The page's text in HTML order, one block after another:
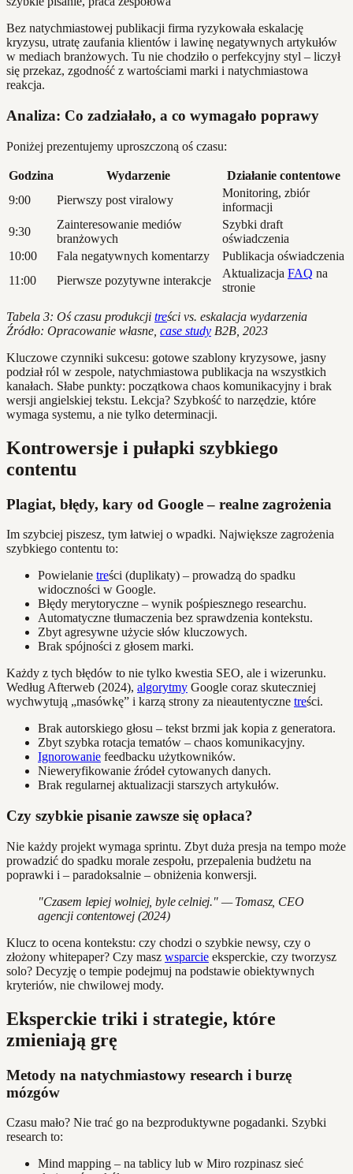
Bez natychmiastowej publikacji firma ryzykowała eskalację
kryzysu, utratę zaufania klientów i lawinę negatywnych artykułów
w mediach branżowych. Tu nie chodziło o perfekcyjny styl – liczył
się przekaz, zgodność z wartościami marki i natychmiastowa
reakcja.
Analiza: Co zadziałało, a co wymagało poprawy
Poniżej prezentujemy uproszczoną oś czasu:
Godzina Wydarzenie
Działanie contentowe
9:00
Pierwszy post viralowy
Monitoring, zbiór
informacji
9:30
Zainteresowanie mediów
branżowych
Szybki draft
oświadczenia
10:00
Fala negatywnych komentarzy
Publikacja oświadczenia
11:00
Pierwsze pozytywne interakcje
Aktualizacja FAQ na
stronie
Tabela 3: Oś czasu produkcji treści vs. eskalacja wydarzenia
Źródło: Opracowanie własne, case study B2B, 2023
Kluczowe czynniki sukcesu: gotowe szablony kryzysowe, jasny
podział ról w zespole, natychmiastowa publikacja na wszystkich
kanałach. Słabe punkty: początkowa chaos komunikacyjny i brak
wersji angielskiej tekstu. Lekcja? Szybkość to narzędzie, które
wymaga systemu, a nie tylko determinacji.
Kontrowersje i pułapki szybkiego
contentu
Plagiat, błędy, kary od Google – realne zagrożenia
Im szybciej piszesz, tym łatwiej o wpadki. Największe zagrożenia
szybkiego contentu to:
Powielanie treści (duplikaty) – prowadzą do spadku
widoczności w Google.
Błędy merytoryczne – wynik pośpiesznego researchu.
Automatyczne tłumaczenia bez sprawdzenia kontekstu.
Zbyt agresywne użycie słów kluczowych.
Brak spójności z głosem marki.
Każdy z tych błędów to nie tylko kwestia SEO, ale i wizerunku.
Według Afterweb (2024), algorytmy Google coraz skuteczniej
wychwytują „masówkę” i karzą strony za nieautentyczne treści.
Brak autorskiego głosu – tekst brzmi jak kopia z generatora.
Zbyt szybka rotacja tematów – chaos komunikacyjny.
Ignorowanie feedbacku użytkowników.
Nieweryfikowanie źródeł cytowanych danych.
Brak regularnej aktualizacji starszych artykułów.
Czy szybkie pisanie zawsze się opłaca?
Nie każdy projekt wymaga sprintu. Zbyt duża presja na tempo może
prowadzić do spadku morale zespołu, przepalenia budżetu na
poprawki i – paradoksalnie – obniżenia konwersji.
"Czasem lepiej wolniej, byle celniej." — Tomasz, CEO
agencji contentowej (2024)
Klucz to ocena kontekstu: czy chodzi o szybkie newsy, czy o
złożony whitepaper? Czy masz wsparcie eksperckie, czy tworzysz
solo? Decyzję o tempie podejmuj na podstawie obiektywnych
kryteriów, nie chwilowej mody.
Eksperckie triki i strategie, które
zmieniają grę
Metody na natychmiastowy research i burzę
mózgów
Czasu mało? Nie trać go na bezproduktywne pogadanki. Szybki
research to:
Mind mapping – na tablicy lub w Miro rozpinasz sieć